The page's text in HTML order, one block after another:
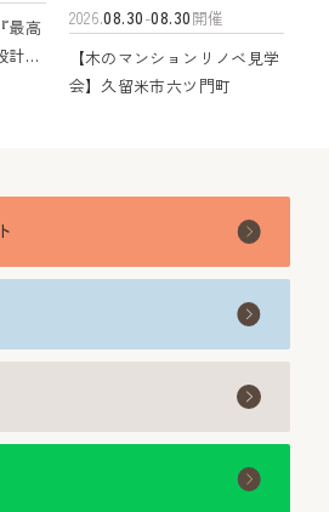
最高
計士
2026.08.30-08.30開催
【木のマンションリノベ見学
会】久留米市六ツ門町